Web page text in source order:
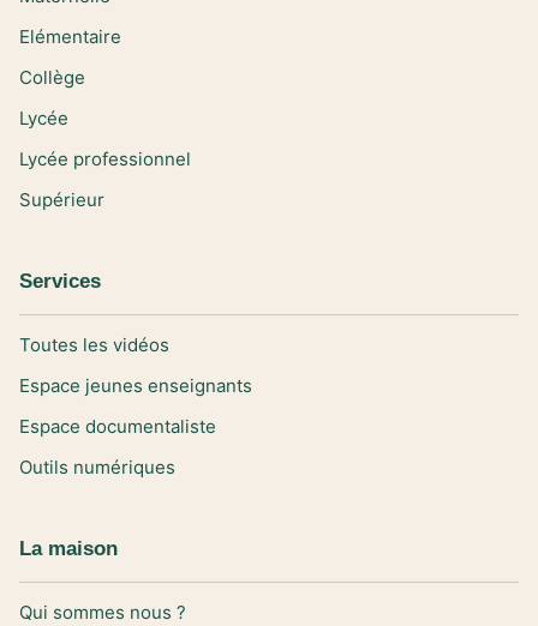
Elémentaire
Collège
Lycée
Lycée professionnel
Supérieur
Services
Toutes les vidéos
Espace jeunes enseignants
Espace documentaliste
Outils numériques
La maison
Qui sommes nous ?